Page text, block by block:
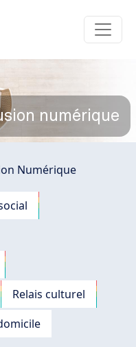
numérique
Numérique
Relais culturel